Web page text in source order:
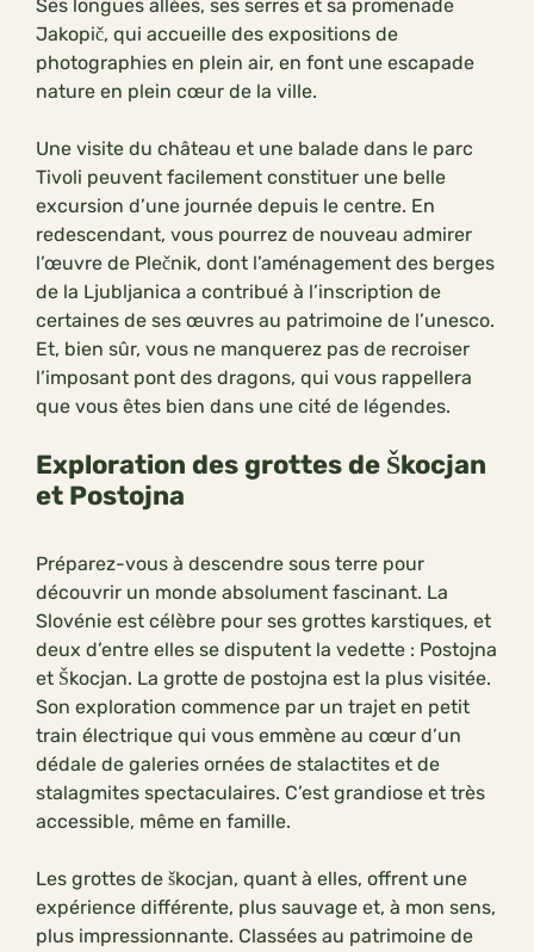
Ses longues allées, ses serres et sa promenade
Jakopič, qui accueille des expositions de
photographies en plein air, en font une escapade
nature en plein cœur de la ville.
Une visite du château et une balade dans le parc
Tivoli peuvent facilement constituer une belle
excursion d’une journée depuis le centre. En
redescendant, vous pourrez de nouveau admirer
l’œuvre de Plečnik, dont l’aménagement des berges
de la Ljubljanica a contribué à l’inscription de
certaines de ses œuvres au patrimoine de l’unesco.
Et, bien sûr, vous ne manquerez pas de recroiser
l’imposant pont des dragons, qui vous rappellera
que vous êtes bien dans une cité de légendes.
Exploration des grottes de Škocjan
et Postojna
Préparez-vous à descendre sous terre pour
découvrir un monde absolument fascinant. La
Slovénie est célèbre pour ses grottes karstiques, et
deux d’entre elles se disputent la vedette : Postojna
et Škocjan. La grotte de postojna est la plus visitée.
Son exploration commence par un trajet en petit
train électrique qui vous emmène au cœur d’un
dédale de galeries ornées de stalactites et de
stalagmites spectaculaires. C’est grandiose et très
accessible, même en famille.
Les grottes de škocjan, quant à elles, offrent une
expérience différente, plus sauvage et, à mon sens,
plus impressionnante. Classées au patrimoine de